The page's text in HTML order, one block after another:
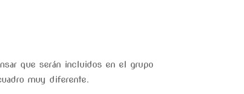
que serán incluidos en el grupo
muy diferente.